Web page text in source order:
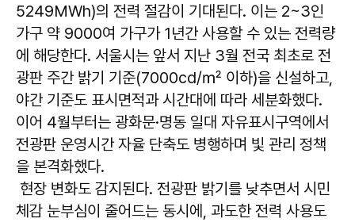
5249MWh)의 전력 절감이 기대된다. 이는 2~3인
가구 약 9000여 가구가 1년간 사용할 수 있는 전력량
에 해당한다. 서울시는 앞서 지난 3월 전국 최초로 전
광판 주간 밝기 기준(7000cd/㎡ 이하)을 신설하고,
야간 기준도 표시면적과 시간대에 따라 세분화했다.
이어 4월부터는 광화문·명동 일대 자유표시구역에서
전광판 운영시간 자율 단축도 병행하며 빛 관리 정책
을 본격화했다.
현장 변화도 감지된다. 전광판 밝기를 낮추면서 시민
체감 눈부심이 줄어드는 동시에, 과도한 전력 사용도